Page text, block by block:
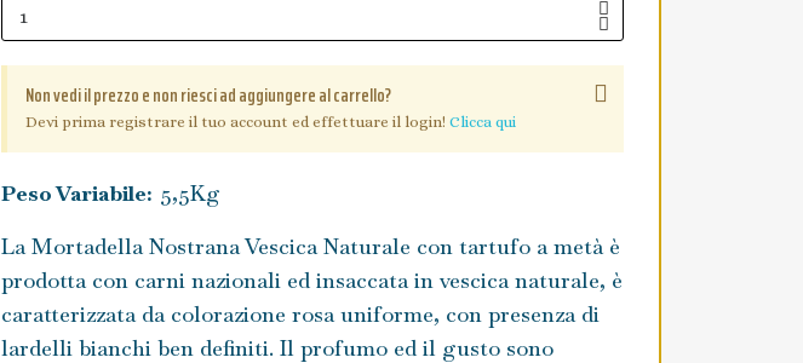
Non vedi il prezzo e non riesci ad aggiungere al carrello?
Devi prima registrare il tuo account ed effettuare il login! Clicca qui
Peso Variabile: 5,5Kg
La Mortadella Nostrana Vescica Naturale con tartufo a metà è
prodotta con carni nazionali ed insaccata in vescica naturale, è
caratterizzata da colorazione rosa uniforme, con presenza di
lardelli bianchi ben definiti. Il profumo ed il gusto sono